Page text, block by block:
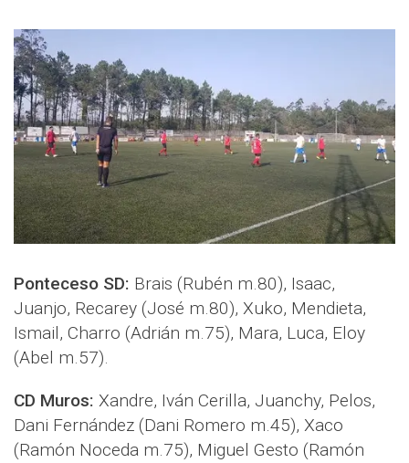
Ponteceso SD: Brais (Rubén m.80), Isaac,
Juanjo, Recarey (José m.80), Xuko, Mendieta,
Ismail, Charro (Adrián m.75), Mara, Luca, Eloy
(Abel m.57).
CD Muros: Xandre, Iván Cerilla, Juanchy, Pelos,
Dani Fernández (Dani Romero m.45), Xaco
(Ramón Noceda m.75), Miguel Gesto (Ramón